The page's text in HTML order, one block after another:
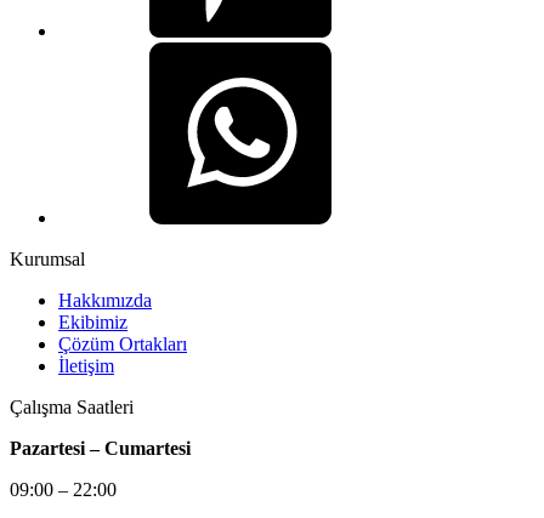
Kurumsal
Hakkımızda
Ekibimiz
Çözüm Ortakları
İletişim
Çalışma Saatleri
Pazartesi – Cumartesi
09:00 – 22:00